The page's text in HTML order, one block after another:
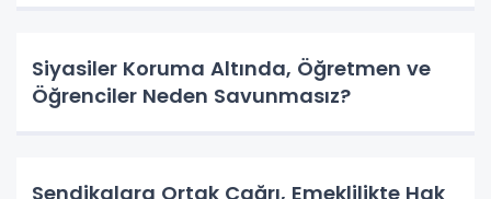
Siyasiler Koruma Altında, Öğretmen ve
Öğrenciler Neden Savunmasız?
Sendikalara Ortak Çağrı, Emeklilikte Hak